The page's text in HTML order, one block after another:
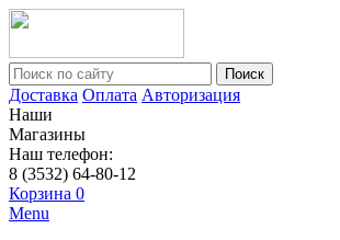
Поиск
Доставка Оплата Авторизация
Наши
Магазины
Наш телефон:
8 (3532) 64-80-12
Корзина 0
Menu